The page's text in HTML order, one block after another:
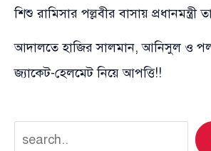
শিশু রামিসার পল্লবীর বাসায় প্রধানমন্ত্রী
আদালতে হাজির সালমান, আনিসুল ও
জ্যাকেট-হেলমেট নিয়ে আপত্তি!!
Search